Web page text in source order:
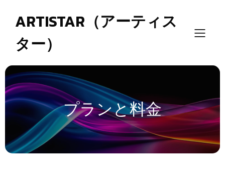
ARTISTAR（アーティス
ター）
プランと料金